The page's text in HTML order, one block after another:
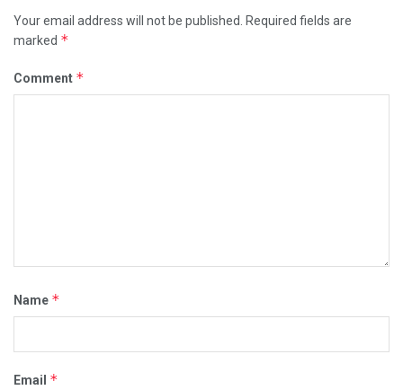
Your email address will not be published.
Required fields are
marked *
Comment *
Name *
Email *